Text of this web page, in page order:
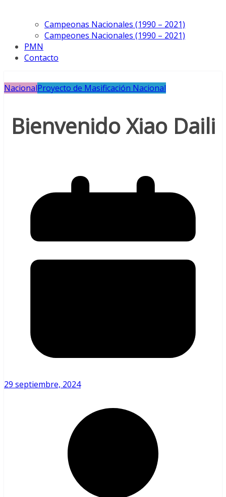
Campeonas Nacionales (1990 – 2021)
Campeones Nacionales (1990 – 2021)
PMN
Contacto
NacionalProyecto de Masificación Nacional
Bienvenido Xiao Daili
29 septiembre, 2024